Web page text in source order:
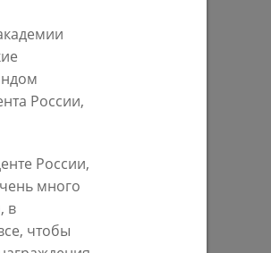
посетил премьерный
России,
России,
много
в
чтобы